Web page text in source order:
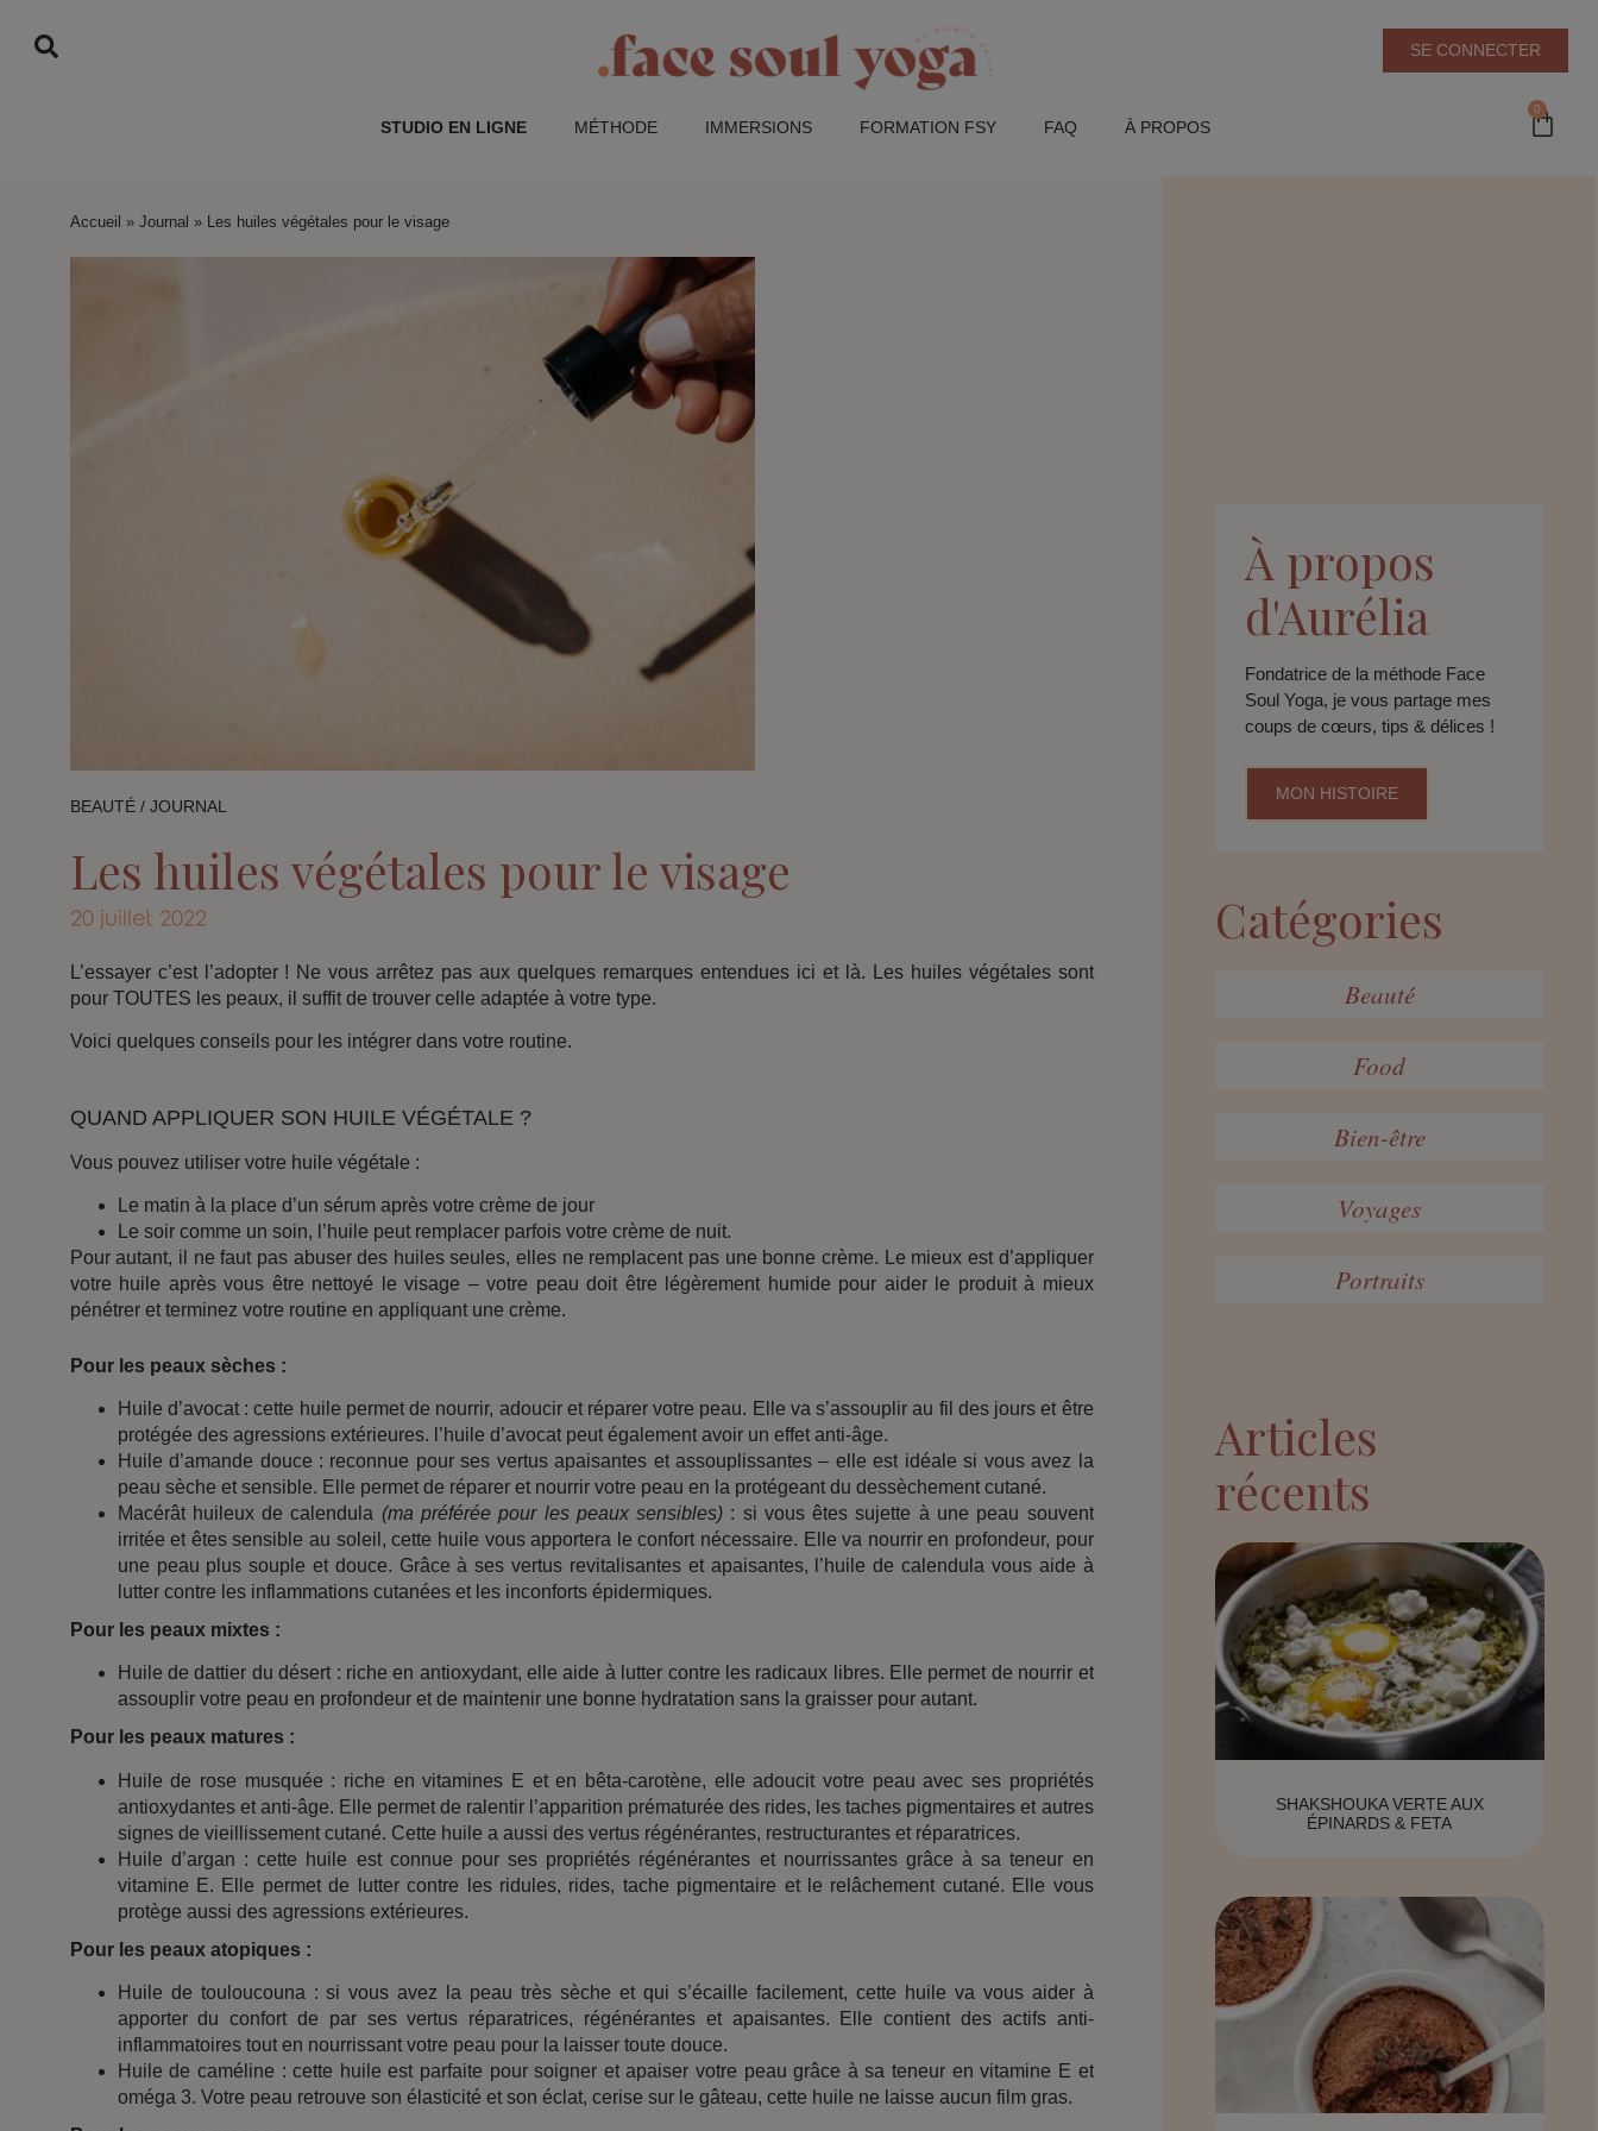
STUDIO EN LIGNE MÉTHODE IMMERSIONS FORMATION FSY FAQ À PROPOS
SE CONNECTER
0
Accueil » Journal » Les huiles végétales pour le visage
BEAUTÉ/ JOURNAL
Les huiles végétales pour le visage
20 juillet 2022
L’essayer c’est l’adopter ! Ne vous arrêtez pas aux quelques remarques entendues ici et là. Les huiles végétales sont
pour TOUTES les peaux, il suffit de trouver celle adaptée à votre type.
Voici quelques conseils pour les intégrer dans votre routine.
QUAND APPLIQUER SON HUILE VÉGÉTALE ?
Vous pouvez utiliser votre huile végétale :
Le matin à la place d’un sérum après votre crème de jour
Le soir comme un soin, l’huile peut remplacer parfois votre crème de nuit.
Pour autant, il ne faut pas abuser des huiles seules, elles ne remplacent pas une bonne crème. Le mieux est d’appliquer
votre huile après vous être nettoyé le visage – votre peau doit être légèrement humide pour aider le produit à mieux
pénétrer et terminez votre routine en appliquant une crème.
Pour les peaux sèches :
Huile d’avocat : cette huile permet de nourrir, adoucir et réparer votre peau. Elle va s’assouplir au fil des jours et être
protégée des agressions extérieures. l’huile d’avocat peut également avoir un effet anti-âge.
Huile d’amande douce : reconnue pour ses vertus apaisantes et assouplissantes – elle est idéale si vous avez la
peau sèche et sensible. Elle permet de réparer et nourrir votre peau en la protégeant du dessèchement cutané.
Macérât huileux de calendula (ma préférée pour les peaux sensibles) : si vous êtes sujette à une peau souvent
irritée et êtes sensible au soleil, cette huile vous apportera le confort nécessaire. Elle va nourrir en profondeur, pour
une peau plus souple et douce. Grâce à ses vertus revitalisantes et apaisantes, l’huile de calendula vous aide à
lutter contre les inflammations cutanées et les inconforts épidermiques.
Pour les peaux mixtes :
Huile de dattier du désert : riche en antioxydant, elle aide à lutter contre les radicaux libres. Elle permet de nourrir et
assouplir votre peau en profondeur et de maintenir une bonne hydratation sans la graisser pour autant.
Pour les peaux matures :
Huile de rose musquée : riche en vitamines E et en bêta-carotène, elle adoucit votre peau avec ses propriétés
antioxydantes et anti-âge. Elle permet de ralentir l’apparition prématurée des rides, les taches pigmentaires et autres
signes de vieillissement cutané. Cette huile a aussi des vertus régénérantes, restructurantes et réparatrices.
Huile d’argan : cette huile est connue pour ses propriétés régénérantes et nourrissantes grâce à sa teneur en
vitamine E. Elle permet de lutter contre les ridules, rides, tache pigmentaire et le relâchement cutané. Elle vous
protège aussi des agressions extérieures.
Pour les peaux atopiques :
Huile de touloucouna : si vous avez la peau très sèche et qui s’écaille facilement, cette huile va vous aider à
apporter du confort de par ses vertus réparatrices, régénérantes et apaisantes. Elle contient des actifs anti-
inflammatoires tout en nourrissant votre peau pour la laisser toute douce.
Huile de caméline : cette huile est parfaite pour soigner et apaiser votre peau grâce à sa teneur en vitamine E et
oméga 3. Votre peau retrouve son élasticité et son éclat, cerise sur le gâteau, cette huile ne laisse aucun film gras.
À propos
d'Aurélia
Fondatrice de la méthode Face
Soul Yoga, je vous partage mes
coups de cœurs, tips & délices !
MON HISTOIRE
Catégories
Beauté
Food
Bien-être
Voyages
Portraits
Articles
récents
SHAKSHOUKA VERTE AUX
ÉPINARDS & FETA